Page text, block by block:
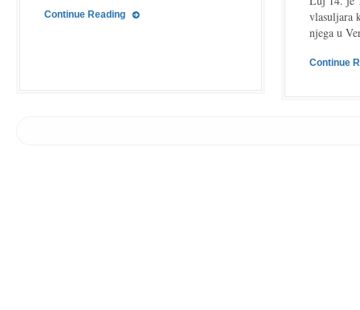
Continue Reading
vlasuljara
njega u
Continue